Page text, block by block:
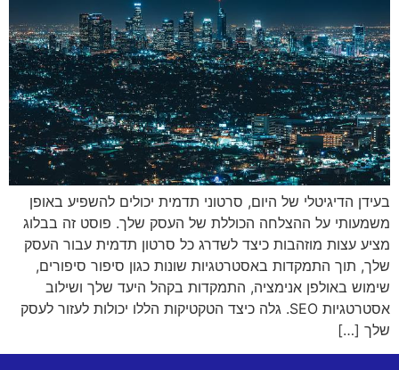
בעידן הדיגיטלי של היום, סרטוני תדמית יכולים להשפיע באופן
משמעותי על ההצלחה הכוללת של העסק שלך. פוסט זה בבלוג
מציע עצות מוזהבות כיצד לשדרג כל סרטון תדמית עבור העסק
שלך, תוך התמקדות באסטרטגיות שונות כגון סיפור סיפורים,
שימוש באולפן אנימציה, התמקדות בקהל היעד שלך ושילוב
אסטרטגיות SEO. גלה כיצד הטקטיקות הללו יכולות לעזור לעסק
שלך […]